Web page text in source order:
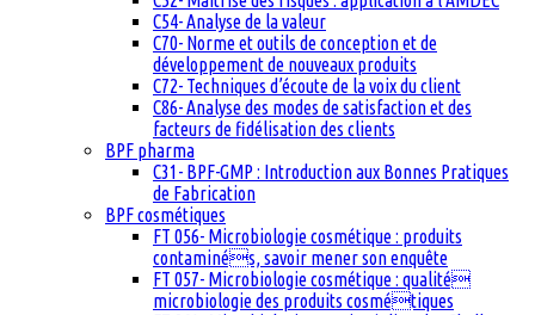
C54- Analyse de la valeur
C70- Norme et outils de conception et de
développement de nouveaux produits
C72- Techniques d’écoute de la voix du client
C86- Analyse des modes de satisfaction et des
facteurs de fidélisation des clients
BPF pharma
C31- BPF-GMP : Introduction aux Bonnes Pratiques
de Fabrication
BPF cosmétiques
FT 056- Microbiologie cosmétique : produits
contaminés, savoir mener son enquête
FT 057- Microbiologie cosmétique : qualité
microbiologie des produits cosmétiques